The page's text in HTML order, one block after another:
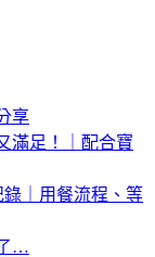
享
滿足！｜配合寶
｜用餐流程、等
…